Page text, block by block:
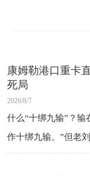
康姆勒港口重卡
死局
2026/8/7
什么“十绑九输”？输
作十绑九输。”但老
多数人签的是假绑